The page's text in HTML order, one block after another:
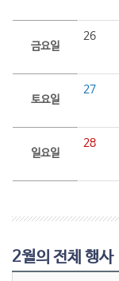
금요일
26
토요일
27
일요일
28
2월의 전체 행사